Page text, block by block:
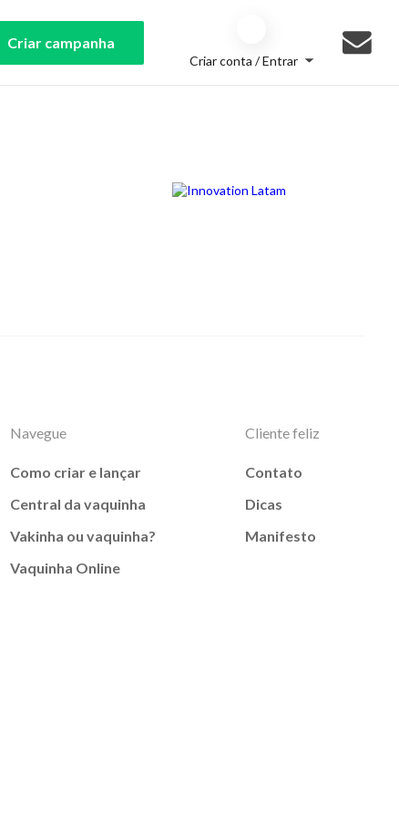
Criar campanha
Criar conta / Entrar
Navegue
Como criar e lançar
Central da vaquinha
Vakinha ou vaquinha?
Vaquinha Online
Cliente feliz
Contato
Dicas
Manifesto